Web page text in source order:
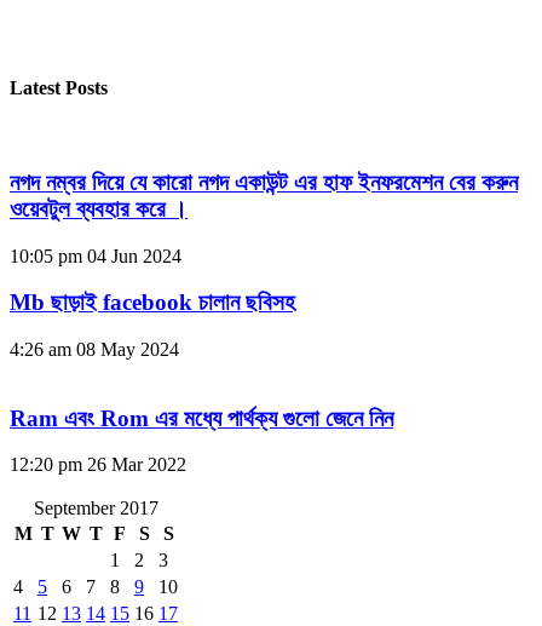
Latest Posts
নগদ নম্বর দিয়ে যে কারো নগদ একাউন্ট এর হাফ ইনফরমেশন বের করুন
ওয়েবটুল ব্যবহার করে ।
10:05 pm 04 Jun 2024
Mb ছাড়াই facebook চালান ছবিসহ
4:26 am 08 May 2024
Ram এবং Rom এর মধ্যে পার্থক্য গুলো জেনে নিন
12:20 pm 26 Mar 2022
September 2017
M T W T F S
S
1
2
3
4
5 6 7 8 9
10
11 12 13 14 15 16 17